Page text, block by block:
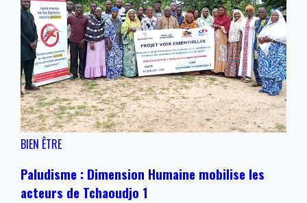
BIEN ÊTRE
Paludisme : Dimension Humaine mobilise les
acteurs de Tchaoudjo 1